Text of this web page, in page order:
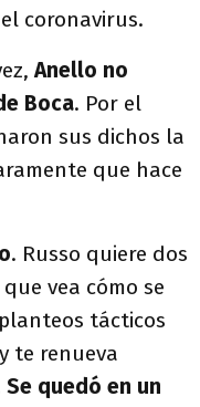
coronavirus.
Anello no
Boca. Por el
sus dichos la
que hace
. Russo quiere dos
vea cómo se
tácticos
te renueva
Se quedó en un